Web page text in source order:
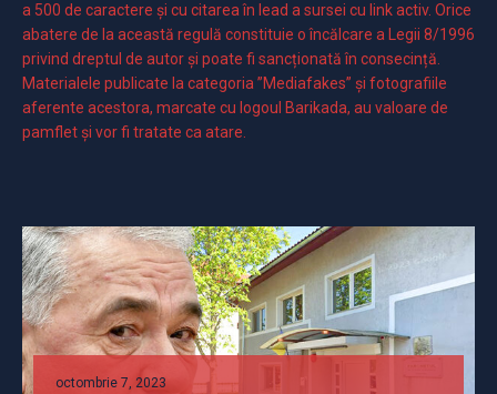
a 500 de caractere şi cu citarea în lead a sursei cu link activ. Orice
abatere de la această regulă constituie o încălcare a Legii 8/1996
privind dreptul de autor și poate fi sancționată în consecință.
Materialele publicate la categoria ”Mediafakes” și fotografiile
aferente acestora, marcate cu logoul Barikada, au valoare de
pamflet și vor fi tratate ca atare.
octombrie 7, 2023